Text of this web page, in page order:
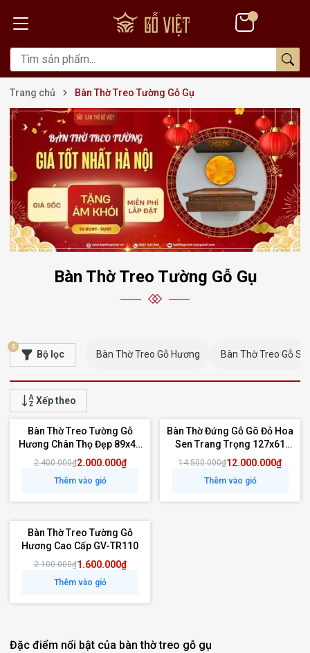
Trang chủ Bàn Thờ Treo Tường Gỗ Gụ
Bàn Thờ Treo Tường Gỗ Gụ
Bộ lọc
0
Bàn Thờ Treo Gỗ Hương Bàn Thờ Treo Gỗ Sồi
Xếp theo
- 17%
Bàn Thờ Treo Tường Gỗ
Hương Chân Thọ Đẹp 89x48
GV-TR034
2.400.000₫2.000.000₫
Thêm vào giỏ
- 17%
Bàn Thờ Đứng Gỗ Gõ Đỏ Hoa
Sen Trang Trọng 127x61
GV-TD017
14.500.000₫12.000.000₫
Thêm vào giỏ
- 24%
Bàn Thờ Treo Tường Gỗ
Hương Cao Cấp GV-TR110
2.100.000₫1.600.000₫
Thêm vào giỏ
Đặc điểm nổi bật của bàn thờ treo gỗ gụ